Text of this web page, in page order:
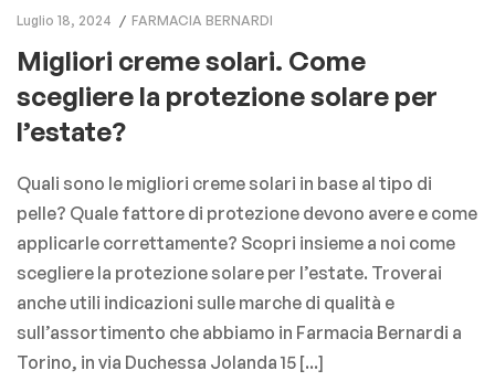
Luglio 18, 2024 FARMACIA BERNARDI
Migliori creme solari. Come
scegliere la protezione solare per
l’estate?
Quali sono le migliori creme solari in base al tipo di
pelle? Quale fattore di protezione devono avere e come
applicarle correttamente? Scopri insieme a noi come
scegliere la protezione solare per l’estate. Troverai
anche utili indicazioni sulle marche di qualità e
sull’assortimento che abbiamo in Farmacia Bernardi a
Torino, in via Duchessa Jolanda 15 [...]